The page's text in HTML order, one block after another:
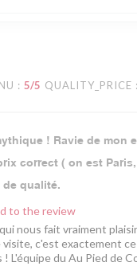
: 5/5 QUALITY_PRICE
! Ravie de mon
correct ( on est
de qualité.
to the review
nous fait vraiment
c'est exactement
L'équipe du Au Pied de